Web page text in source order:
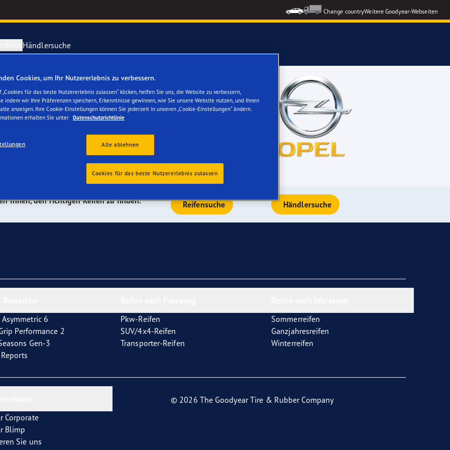
Change countryWeitere Goodyear-Webseiten
Reifenpflege
Sie einen Platten
erforscht Schnee
Blimp
RACING
Performance 2
Vector 4Seasons GEN-3
Händlersuche
passen perfekt auf
Tests ausgezeichnet. Wir sind führend bei den
Sie die meisten mit „A“ bewerteten Reifen am Markt.
von Opel – häufig gehören sie bereits zur Erstausrüstung.
Ihnen, den richtigen Reifen zu finden. Reifensuche Händlersuche
Asymmetric 6
Performance 2
Gen-3
Pkw-Reifen
SUV/4x4-Reifen
Transporter-Reifen
Sommerreifen
Ganzjahresreifen
Winterreifen
Corporate
Blimp
Sie uns
© 2026 The Goodyear Tire & Rubber Company
Cookies, um Ihr Nutzererlebnis zu verbessern.
„Cookies für das beste Nutzererlebnis zulassen“ klicken, helfen Sie uns, die Website zu verbessern,
indem wir Ihre Präferenzen speichern, Erkenntnisse gewinnen, wie Sie unsere Website nutzen, und Ihnen
anzeigen. Ihre Cookie-Einstellungen können Sie jederzeit in unseren „Cookie-Einstellungen“ ändern.
erhalten Sie unter Datenschutzrichtlinie
Alle ablehnen
Cookies für das beste Nutzererlebnis zulassen